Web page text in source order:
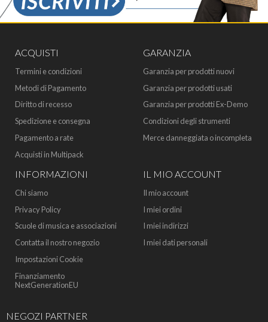
ACQUISTI
Termini e condizioni
Metodi di Pagamento
Diritto di recesso
Spedizione e consegna
Pagamento a rate
Acquisti in Multipack
GARANZIA
Garanzia per prodotti nuovi
Garanzia per prodotti usati
Garanzia per prodotti Ex-Demo
Condizioni degli strumenti
Merce danneggiata o incompleta
INFORMAZIONI
Chi siamo
Privacy Policy
Scuole di musica e associazioni
Contatta il nostro negozio
Impostazioni Cookie
Finanziamento
NextGenerationEU
IL MIO ACCOUNT
Il mio account
I miei ordini
I miei indirizzi
I miei dati personali
NEGOZI PARTNER